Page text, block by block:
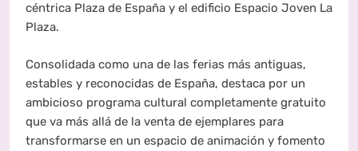
céntrica Plaza de España y el edificio Espacio Joven La
Plaza.
Consolidada como una de las ferias más antiguas,
estables y reconocidas de España, destaca por un
ambicioso programa cultural completamente gratuito
que va más allá de la venta de ejemplares para
transformarse en un espacio de animación y fomento